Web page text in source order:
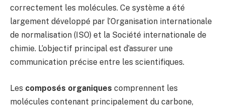
correctement les molécules. Ce système a été
largement développé par l’Organisation internationale
de normalisation (ISO) et la Société internationale de
chimie. L’objectif principal est d’assurer une
communication précise entre les scientifiques.
Les composés organiques comprennent les
molécules contenant principalement du carbone,